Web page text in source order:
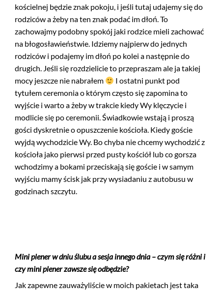
kościelnej będzie znak pokoju, i jeśli tutaj udajemy się do
rodziców a żeby na ten znak podać im dłoń. To
zachowajmy podobny spokój jaki rodzice mieli zachować
na błogosławieństwie. Idziemy najpierw do jednych
rodziców i podajemy im dłoń po kolei a następnie do
drugich. Jeśli się rozdzielicie to przepraszam ale ja takiej
mocy jeszcze nie nabrałem
I ostatni punkt pod
tytułem ceremonia o którym często się zapomina to
wyjście i warto a żeby w trakcie kiedy Wy klęczycie i
modlicie się po ceremonii. Świadkowie wstają i proszą
gości dyskretnie o opuszczenie kościoła. Kiedy goście
wyjdą wychodzicie Wy. Bo chyba nie chcemy wychodzić z
kościoła jako pierwsi przed pusty kościół lub co gorsza
wchodzimy a bokami przeciskają się goście i w samym
wyjściu mamy ścisk jak przy wysiadaniu z autobusu w
godzinach szczytu.
Mini plener w dniu ślubu a sesja innego dnia – czym się różni i
czy mini plener zawsze się odbędzie?
Jak zapewne zauważyliście w moich pakietach jest taka